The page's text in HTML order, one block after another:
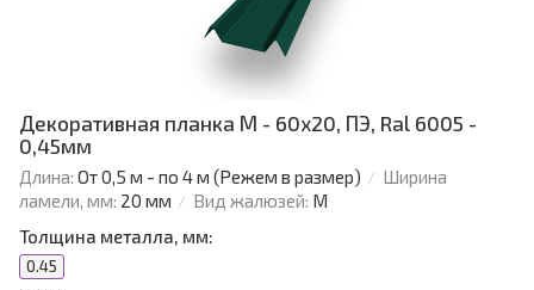
Декоративная планка М - 60х20, ПЭ, Ral 6005 -
0,45мм
Длина: От 0,5 м - по 4 м (Режем в размер)
Ширина
ламели, мм: 20 мм Вид жалюзей: М
Толщина металла, мм:
0.45